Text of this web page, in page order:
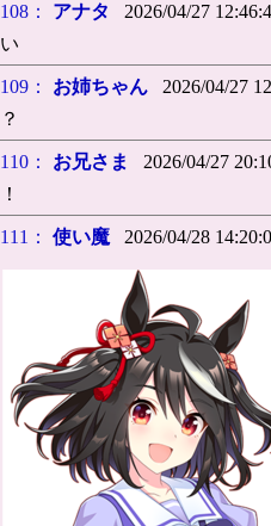
108： アナタ 2026/04/27
い
109： お姉ちゃん 2026/04/27
？
110： お兄さま 2026/04/27
！
111： 使い魔 2026/04/28